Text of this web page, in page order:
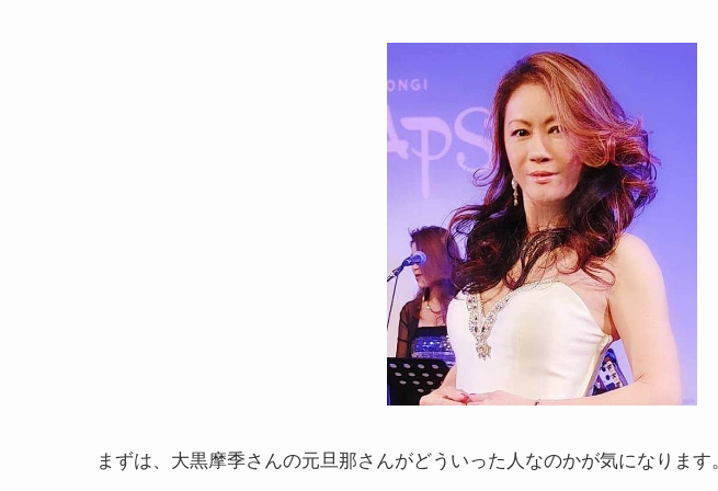
まずは、大黒摩季さんの元旦那さんがどういった人なのかが気になります。